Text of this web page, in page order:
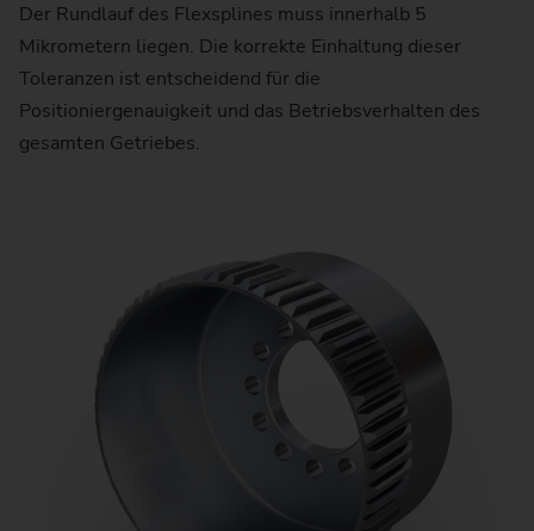
Der Rundlauf des Flexsplines muss innerhalb 5
Mikrometern liegen. Die korrekte Einhaltung dieser
Toleranzen ist entscheidend für die
Positioniergenauigkeit und das Betriebsverhalten des
gesamten Getriebes.